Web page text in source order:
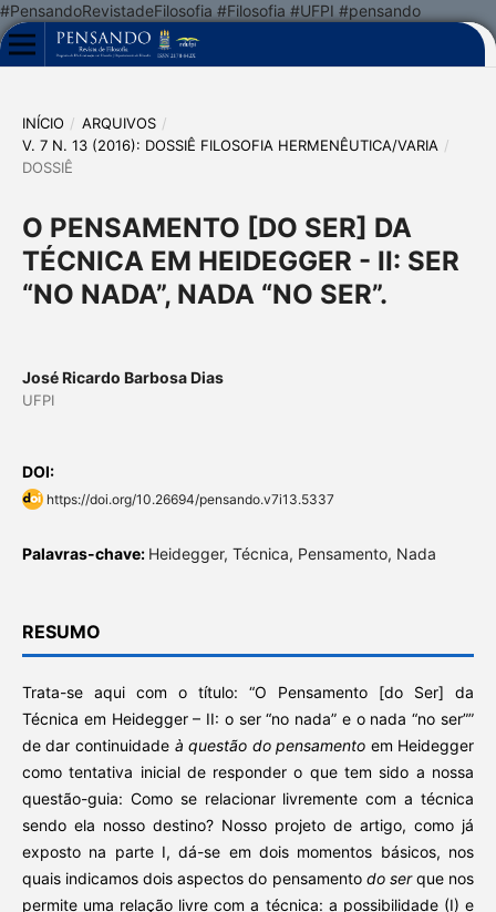
#PensandoRevistadeFilosofia #Filosofia #UFPI #pensando
INÍCIO / ARQUIVOS /
V. 7 N. 13 (2016): DOSSIÊ FILOSOFIA HERMENÊUTICA/VARIA /
DOSSIÊ
O PENSAMENTO [DO SER] DA
TÉCNICA EM HEIDEGGER - II: SER
“NO NADA”, NADA “NO SER”.
José Ricardo Barbosa Dias
UFPI
DOI:
https://doi.org/10.26694/pensando.v7i13.5337
Palavras-chave: Heidegger, Técnica, Pensamento, Nada
RESUMO
Trata-se aqui com o título: “O Pensamento [do Ser] da
Técnica em Heidegger – II: o ser “no nada” e o nada “no ser””
de dar continuidade à questão do pensamento em Heidegger
como tentativa inicial de responder o que tem sido a nossa
questão-guia: Como se relacionar livremente com a técnica
sendo ela nosso destino? Nosso projeto de artigo, como já
exposto na parte I, dá-se em dois momentos básicos, nos
quais indicamos dois aspectos do pensamento do serque nos
permite uma relação livre com a técnica: a possibilidade (I) e